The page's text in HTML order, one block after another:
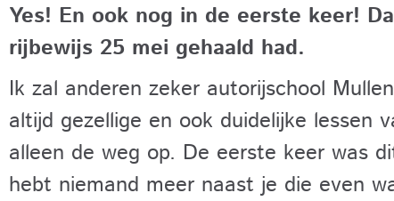
Yes! En ook nog in de eerste keer!
rijbewijs 25 mei gehaald had.
Ik zal anderen zeker autorijschool
altijd gezellige en ook duidelijke lessen
alleen de weg op. De eerste keer was
hebt niemand meer naast je die even